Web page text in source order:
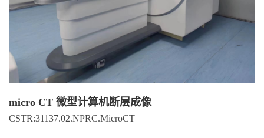
micro CT 微型计算机断层成像
CSTR:31137.02.NPRC.MicroCT